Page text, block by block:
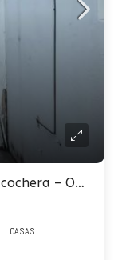
Venta terreno con dos casas y cochera – Omar Carrasco 2400
CASAS